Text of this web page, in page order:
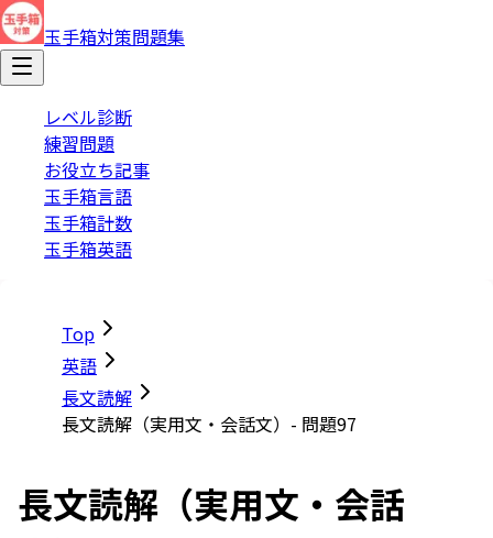
玉手箱対策問題集
レベル診断
練習問題
お役立ち記事
玉手箱言語
玉手箱計数
玉手箱英語
Top
英語
長文読解
長文読解（実用文・会話文）- 問題97
長文読解（実用文・会話